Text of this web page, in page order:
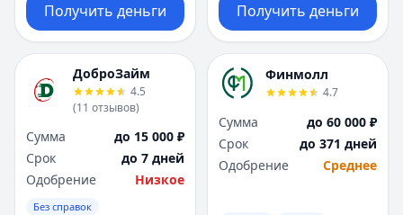
Получить деньги Получить деньги
ДоброЗайм
4.5
(11 отзывов)
Сумма
до 15 000 ₽
Срок
до 7 дней
Одобрение
Низкое
Без справок
Финмолл
4.7
Сумма
до 60 000 ₽
Срок
до 371 дней
Одобрение
Среднее